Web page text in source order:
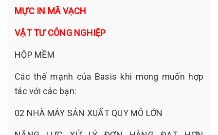
MỰC IN MÃ VẠCH
VẬT TƯ CÔNG NGHIỆP
HỘP MỀM
Các thế mạnh của Basis khi mong muốn hợp
tác với các bạn:
02 NHÀ MÁY SẢN XUẤT QUY MÔ LỚN